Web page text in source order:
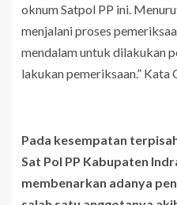
oknum Satpol PP ini.
menjalani proses
mendalam untuk dilakukan
lakukan pemeriksaan.” Kata
Pada kesempatan
Sat Pol PP Kabupaten
membenarkan adanya